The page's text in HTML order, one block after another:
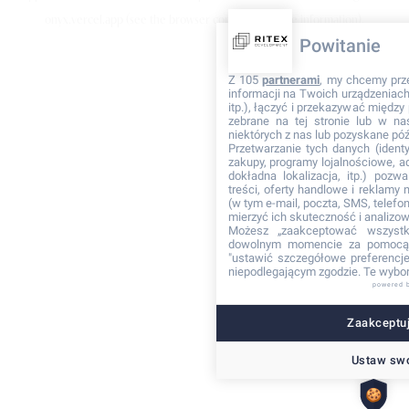
Powitanie
Z 105partnerami, my chcemy
informacji na Twoich
itp.), łączyć i przekazywać
zebrane na tej stronie lub w
niektórych z nas lub pozyskane
Przetwarzanie tych danych
zakupy, programy lojalnościowe,
dokładna lokalizacja, itp.)
treści, oferty handlowe i reklamy
(w tym e-mail, poczta, SMS,
mierzyć ich skuteczność i
Możesz „zaakceptować
dowolnym momencie za
"ustawić szczegółowe
niepodlegającym zgodzie. Te
powered
Ustaw